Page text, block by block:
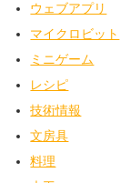
ウェブアプリ
マイクロビット
ミニゲーム
レシピ
技術情報
文房具
料理